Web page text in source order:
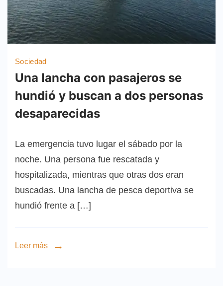
Sociedad
Una lancha con pasajeros se
hundió y buscan a dos personas
desaparecidas
La emergencia tuvo lugar el sábado por la
noche. Una persona fue rescatada y
hospitalizada, mientras que otras dos eran
buscadas. Una lancha de pesca deportiva se
hundió frente a […]
Leer más